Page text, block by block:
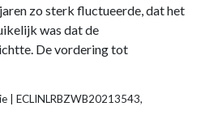
zo sterk fluctueerde, dat het
was dat de
De vordering tot
| ECLINLRBZWB20213543,